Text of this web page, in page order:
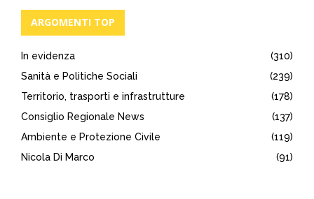
ARGOMENTI TOP
In evidenza
(310)
Sanità e Politiche Sociali
(239)
Territorio, trasporti e infrastrutture
(178)
Consiglio Regionale News
(137)
Ambiente e Protezione Civile
(119)
Nicola Di Marco
(91)